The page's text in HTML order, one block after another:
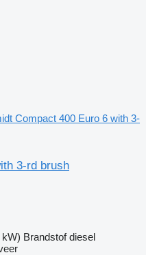
Compact 400 Euro 6 with 3-
3-rd brush
kW) Brandstof diesel